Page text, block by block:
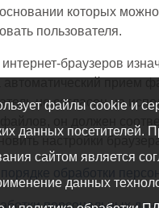
которых можно
пользователя.
браузеров
не согласен на
настройки браузера.
персональных
файлы cookie и
данных посетителей.
сайтом является
данных